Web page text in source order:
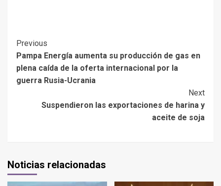
Previous
Pampa Energía aumenta su producción de gas en
plena caída de la oferta internacional por la
guerra Rusia-Ucrania
Next
Suspendieron las exportaciones de harina y
aceite de soja
Noticias relacionadas